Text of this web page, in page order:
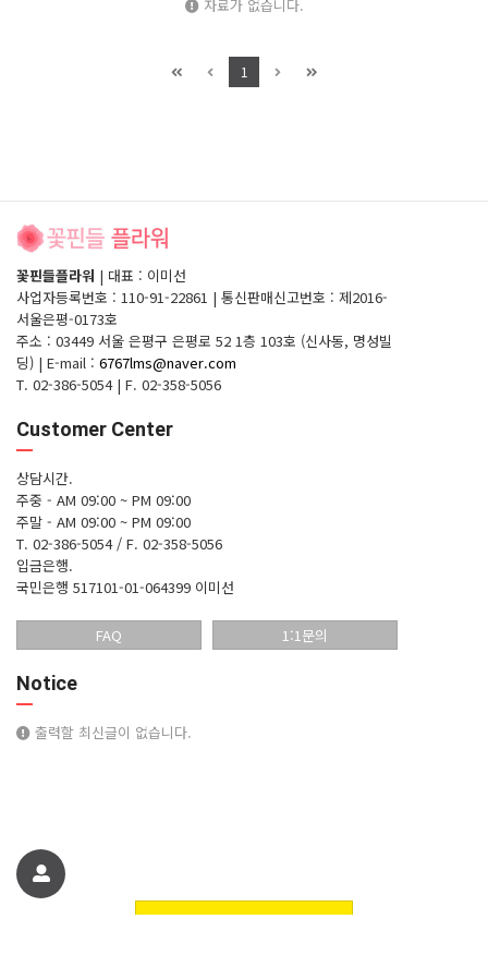
자료가 없습니다.
1
꽃핀들플라워 | 대표 : 이미선
사업자등록번호 : 110-91-22861 | 통신판매신고번호 : 제2016-
서울은평-0173호
주소 : 03449 서울 은평구 은평로 52 1층 103호 (신사동, 명성빌
딩) | E-mail : 6767lms@naver.com
T. 02-386-5054 | F. 02-358-5056
Customer Center
상담시간.
주중 - AM 09:00 ~ PM 09:00
주말 - AM 09:00 ~ PM 09:00
T. 02-386-5054 / F. 02-358-5056
입금은행.
국민은행 517101-01-064399 이미선
FAQ 1:1문의
Notice
출력할 최신글이 없습니다.
친구에게 추천하기